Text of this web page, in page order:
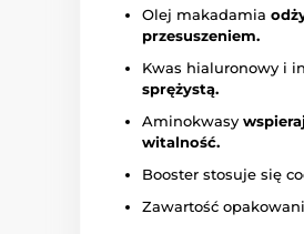
Olej makadamia
przesuszeniem.
Kwas hialuronowy i
sprężystą.
Aminokwasy
witalność.
Booster stosuje się
Zawartość